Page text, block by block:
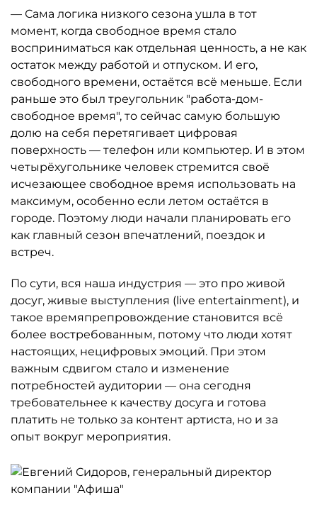
— Сама логика низкого сезона ушла в тот
момент, когда свободное время стало
восприниматься как отдельная ценность, а не как
остаток между работой и отпуском. И его,
свободного времени, остаётся всё меньше. Если
раньше это был треугольник "работа-дом-
свободное время", то сейчас самую большую
долю на себя перетягивает цифровая
поверхность — телефон или компьютер. И в этом
четырёхугольнике человек стремится своё
исчезающее свободное время использовать на
максимум, особенно если летом остаётся в
городе. Поэтому люди начали планировать его
как главный сезон впечатлений, поездок и
встреч.
По сути, вся наша индустрия — это про живой
досуг, живые выступления (live entertainment), и
такое времяпрепровождение становится всё
более востребованным, потому что люди хотят
настоящих, нецифровых эмоций. При этом
важным сдвигом стало и изменение
потребностей аудитории — она сегодня
требовательнее к качеству досуга и готова
платить не только за контент артиста, но и за
опыт вокруг мероприятия.